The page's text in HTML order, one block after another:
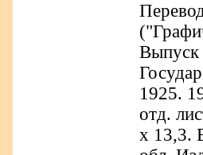
1925.
отд.
х 13,3.